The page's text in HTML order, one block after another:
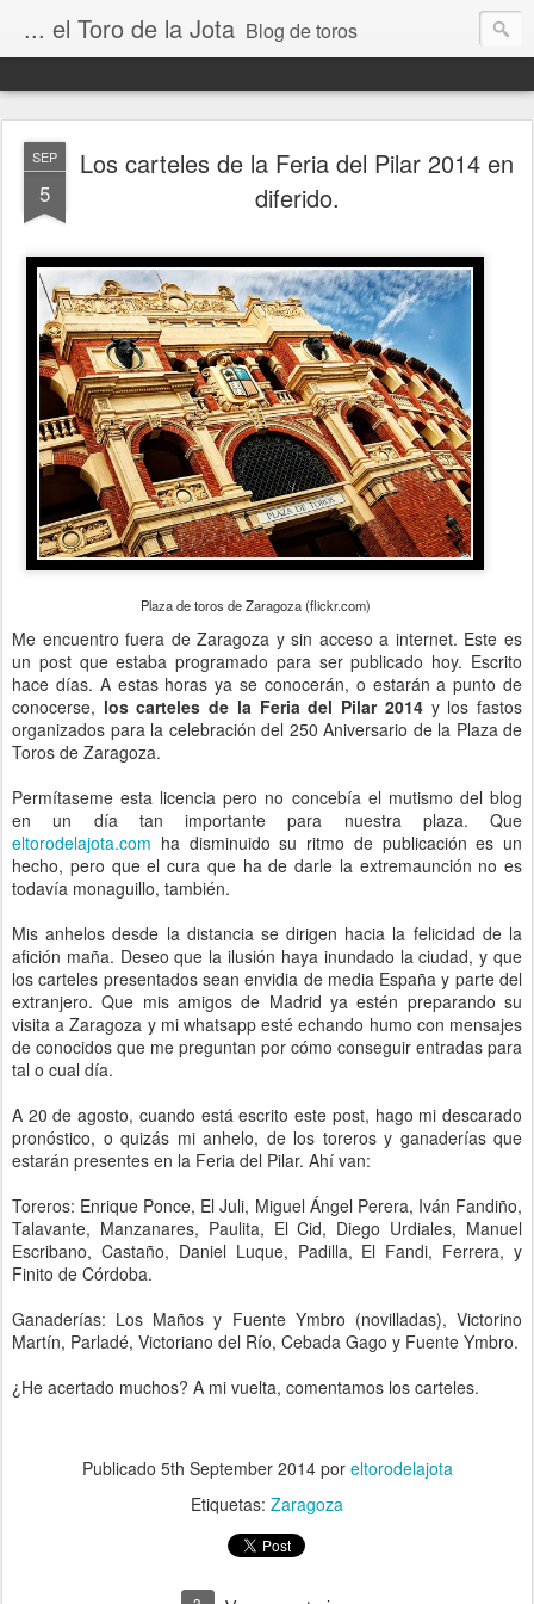
... el Toro de la Jota Blog de toros
SEP
5
Los carteles de la Feria del Pilar 2014 en
diferido.
Plaza de toros de Zaragoza (flickr.com)
Me encuentro fuera de Zaragoza y sin acceso a internet. Este es
un post que estaba programado para ser publicado hoy. Escrito
hace días. A estas horas ya se conocerán, o estarán a punto de
conocerse, los carteles de la Feria del Pilar 2014 y los fastos
organizados para la celebración del 250 Aniversario de la Plaza de
Toros de Zaragoza.
Permítaseme esta licencia pero no concebía el mutismo del blog
en un día tan importante para nuestra plaza. Que
eltorodelajota.com ha disminuido su ritmo de publicación es un
hecho, pero que el cura que ha de darle la extremaunción no es
todavía monaguillo, también.
Mis anhelos desde la distancia se dirigen hacia la felicidad de la
afición maña. Deseo que la ilusión haya inundado la ciudad, y que
los carteles presentados sean envidia de media España y parte del
extranjero. Que mis amigos de Madrid ya estén preparando su
visita a Zaragoza y mi whatsapp esté echando humo con mensajes
de conocidos que me preguntan por cómo conseguir entradas para
tal o cual día.
A 20 de agosto, cuando está escrito este post, hago mi descarado
pronóstico, o quizás mi anhelo, de los toreros y ganaderías que
estarán presentes en la Feria del Pilar. Ahí van:
Toreros: Enrique Ponce, El Juli, Miguel Ángel Perera, Iván Fandiño,
Talavante, Manzanares, Paulita, El Cid, Diego Urdiales, Manuel
Escribano, Castaño, Daniel Luque, Padilla, El Fandi, Ferrera, y
Finito de Córdoba.
Ganaderías: Los Maños y Fuente Ymbro (novilladas), Victorino
Martín, Parladé, Victoriano del Río, Cebada Gago y Fuente Ymbro.
¿He acertado muchos? A mi vuelta, comentamos los carteles.
Publicado 5th September 2014por eltorodelajota
Etiquetas: Zaragoza